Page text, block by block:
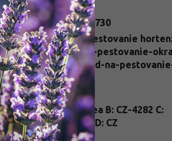
:
Hortenzie
: 2505500009730
na
:
Návod na pestovanie
/navody-na-pestovanie-
krikov/navod-na-
hortenzii/
:
kontajner
:
A: Hydrangea B: CZ-4282 C:
25/FP/0039 D: CZ